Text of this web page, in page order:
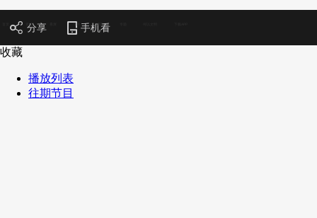
资讯 节目 博课
分享 手机看
收藏
播放列表
往期节目